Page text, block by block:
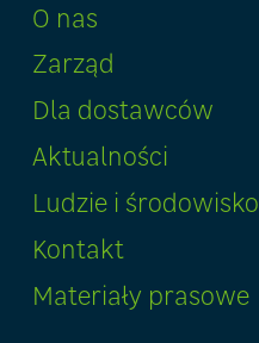
O nas
Zarząd
Dla dostawców
Aktualności
Ludzie i środowisko
Kontakt
Materiały prasowe